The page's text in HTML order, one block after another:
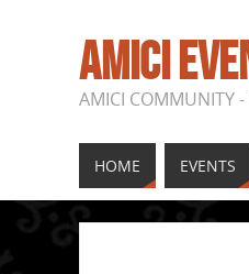
AMICI
AMICI COMMUNITY -
HOME EVENTS